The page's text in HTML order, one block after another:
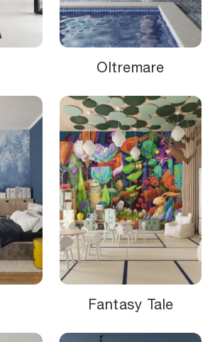
Oltremare
Fantasy Tale